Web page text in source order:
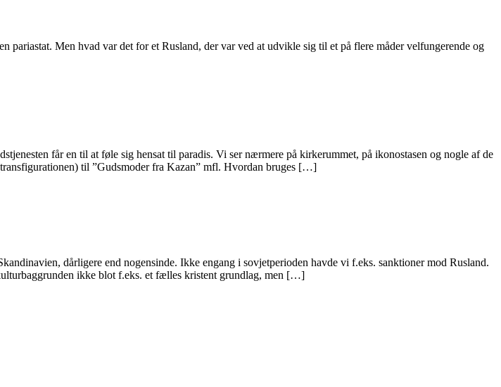
Men hvad var det for et Rusland, der var ved at udvikle sig til et på flere måder velfungerende og
får en til at føle sig hensat til paradis. Vi ser nærmere på kirkerummet, på ikonostasen og nogle af de
til ”Gudsmoder fra Kazan” mfl. Hvordan bruges […]
dårligere end nogensinde. Ikke engang i sovjetperioden havde vi f.eks. sanktioner mod Rusland.
ikke blot f.eks. et fælles kristent grundlag, men […]